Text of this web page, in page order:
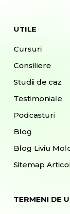
UTILE
Cursuri
Consiliere
Studii de caz
Testimoniale
Podcasturi
Blog
Blog Liviu
Sitemap
TERMENI DE